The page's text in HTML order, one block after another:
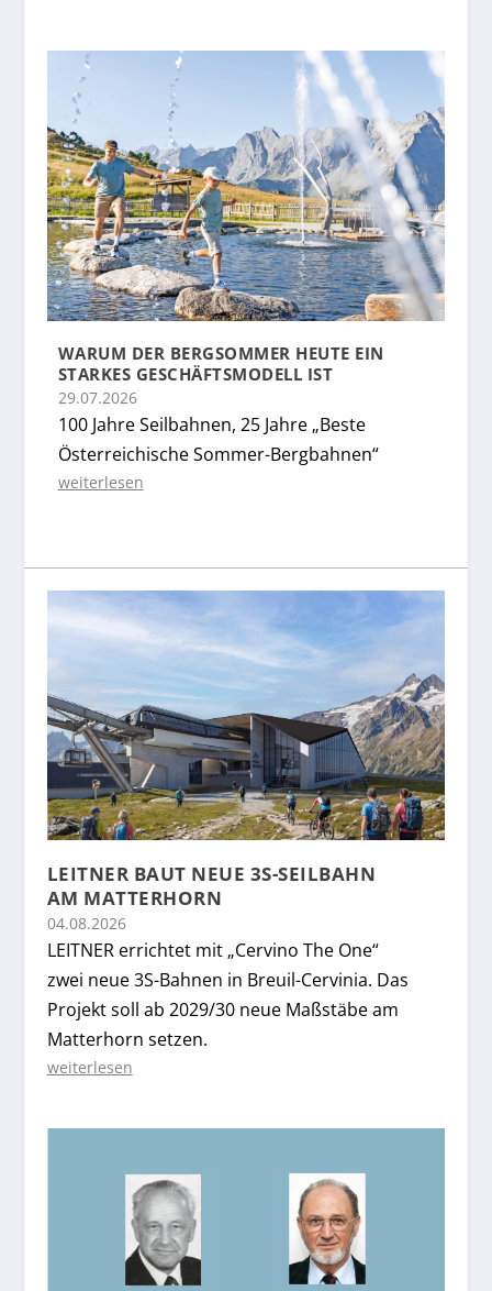
WARUM DER BERGSOMMER HEUTE EIN
STARKES GESCHÄFTSMODELL IST
29.07.2026
100 Jahre Seilbahnen, 25 Jahre „Beste
Österreichische Sommer-Bergbahnen“
weiterlesen
LEITNER BAUT NEUE 3S-SEILBAHN
AM MATTERHORN
04.08.2026
LEITNER errichtet mit „Cervino The One“
zwei neue 3S-Bahnen in Breuil-Cervinia. Das
Projekt soll ab 2029/30 neue Maßstäbe am
Matterhorn setzen.
weiterlesen